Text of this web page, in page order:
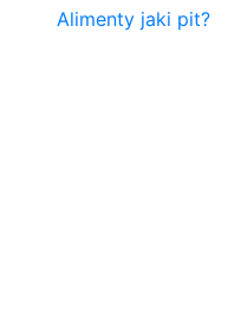
Alimenty jaki pit?